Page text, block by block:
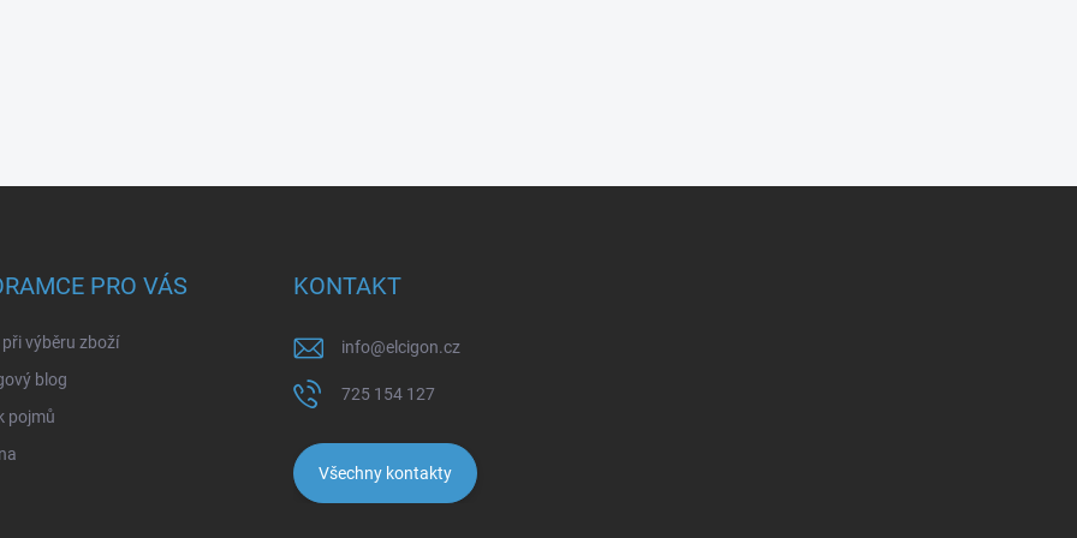
PRO VÁS
při výběru zboží
blog
pojmů
KONTAKT
info@elcigon.cz
725 154 127
Všechny kontakty